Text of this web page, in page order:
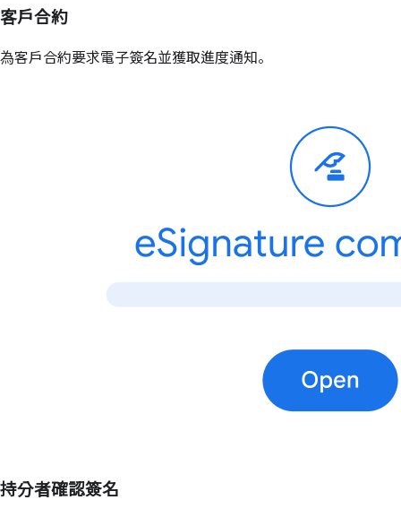
客戶合約
為客戶合約要求電子簽名並獲取進度通知。
持分者確認簽名